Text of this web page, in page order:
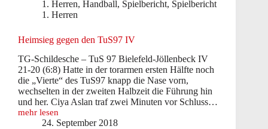
1. Herren, Handball, Spielbericht, Spielbericht
1. Herren
Heimsieg gegen den TuS97 IV
TG-Schildesche – TuS 97 Bielefeld-Jöllenbeck IV
21-20 (6:8) Hatte in der torarmen ersten Hälfte noch
die „Vierte“ des TuS97 knapp die Nase vorn,
wechselten in der zweiten Halbzeit die Führung hin
und her. Ciya Aslan traf zwei Minuten vor Schluss…
mehr lesen
Heimsieg
24. September 2018